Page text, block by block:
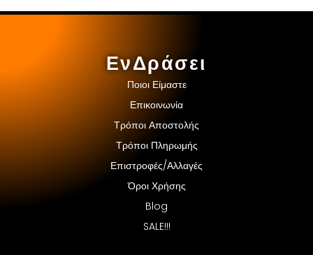
ΕνΔράσει
Ποιοι Είμαστε
Επικοινωνία
Τρόποι Αποστολής
Τρόποι Πληρωμής
Επιστροφές/Αλλαγές
Όροι Χρήσης
Blog
SALE!!!